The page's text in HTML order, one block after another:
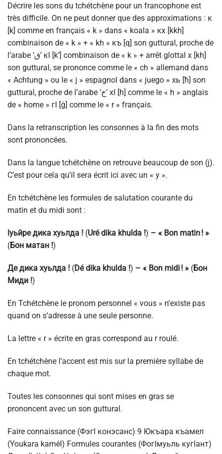
Décrire les sons du tchétchène pour un francophone est
très difficile. On ne peut donner que des approximations : к
[k] comme en français « k » dans « koala » кх [kkh]
combinaison de « k » + « kh » къ [q] son guttural, proche de
l’arabe ‘ق’ кI [k’] combinaison de « k » + arrêt glottal х [kh]
son guttural, se prononce comme le « ch » allemand dans
« Achtung » ou le « j » espagnol dans « juego » хь [ħ] son
guttural, proche de l’arabe ‘خ’ хI [h] comme le « h » anglais
de « home » гI [ġ] comme le « r » français.
Dans la retranscription les consonnes à la fin des mots
sont prononcées.
Dans la langue tchétchène on retrouve beaucoup de son (j).
C’est pour cela qu’il sera écrit ici avec un « y ».
En tchétchène les formules de salutation courante du
matin et du midi sont :
lуьйре дика хуьлда ! (Uré dika khulda !) – « Bon matin! »
(Бон матан !)
Де дика хуьлда ! (Dé dika khulda !) – « Bon midi! » (Бон
Миди !)
En Tchétchène le pronom personnel « vous » n’existe pas
quand on s’adresse à une seule personne.
La lettre « r » écrite en gras correspond au r roulé.
En tchétchène l’accent est mis sur la première syllabe de
chaque mot.
Toutes les consonnes qui sont mises en gras se
prononcent avec un son guttural.
Faire connaissance (Фэгl конэсанс) 9 Юкъара къамел
(Youkara kamél) Formules courantes (Фогlмуьль кугlант)